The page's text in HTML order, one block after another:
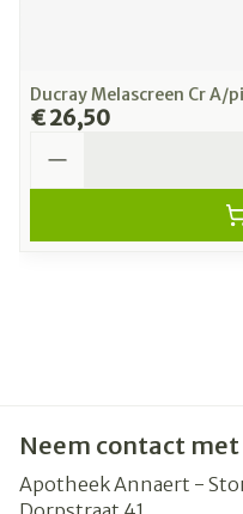
Ducray Melascreen Cr
€ 26,50
Neem contact met
Apotheek Annaert -